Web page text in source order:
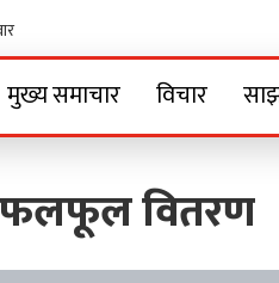
मुख्य समाचार विचार
फलफूल वितरण